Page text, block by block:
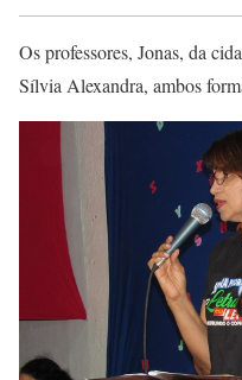
Os professores, Jonas, da
Sílvia Alexandra, ambos